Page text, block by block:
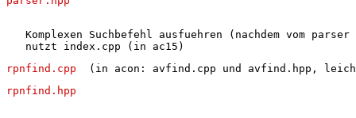
Komplexen Suchbefehl ausfuehren (nachdem vom
nutzt index.cpp (in ac15)
rpnfind.cpp
(in acon: avfind.cpp und avfind.hpp,
rpnfind.hpp